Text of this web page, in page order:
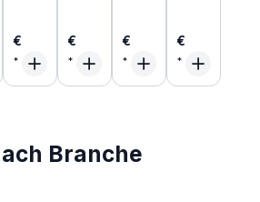
€ € € €
Branche